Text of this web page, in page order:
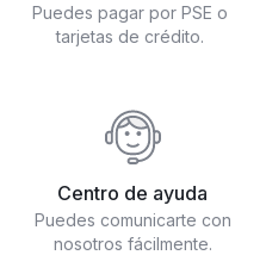
Puedes pagar por PSE o
tarjetas de crédito.
Centro de ayuda
Puedes comunicarte con
nosotros fácilmente.